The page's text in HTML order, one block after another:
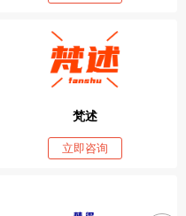
梵述
立即咨询